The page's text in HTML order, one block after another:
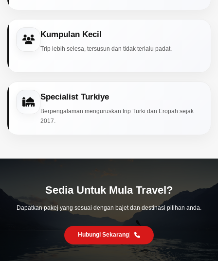
Kumpulan Kecil
Trip lebih selesa, tersusun dan tidak terlalu padat.
Specialist Turkiye
Berpengalaman menguruskan trip Turki dan Eropah sejak
2017.
Sedia Untuk Mula Travel?
Dapatkan pakej yang sesuai dengan bajet dan destinasi pilihan anda.
Hubungi Sekarang